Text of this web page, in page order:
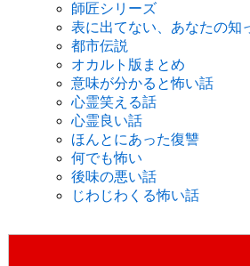
師匠シリーズ
表に出てない、あなたの知
都市伝説
オカルト版まとめ
意味が分かると怖い話
心霊笑える話
心霊良い話
ほんとにあった復讐
何でも怖い
後味の悪い話
じわじわくる怖い話